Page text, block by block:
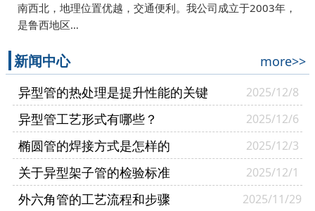
南西北，地理位置优越，交通便利。我公司成立于2003年，
是鲁西地区…
新闻中心
more>>
异型管的热处理是提升性能的关键
2025/12/8
异型管工艺形式有哪些？ 2025/12/6
椭圆管的焊接方式是怎样的 2025/12/3
关于异型架子管的检验标准 2025/12/1
外六角管的工艺流程和步骤 2025/11/29